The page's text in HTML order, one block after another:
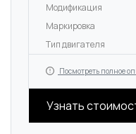
Модификация
Маркировка
Тип двигателя
Посмотреть полное
Узнать